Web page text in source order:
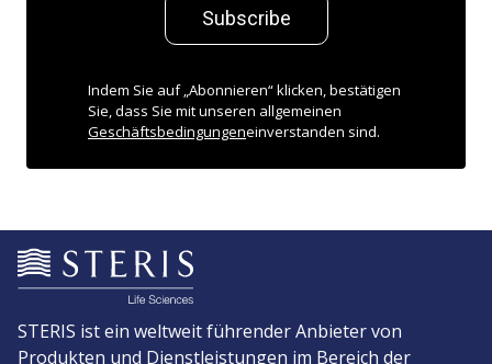
Subscribe
Indem Sie auf „Abonnieren“ klicken, bestätigen
Sie, dass Sie mit unseren allgemeinen
Geschäftsbedingungeneinverstanden sind.
STERIS ist ein weltweit führender Anbieter von
Produkten und Dienstleistungen im Bereich der